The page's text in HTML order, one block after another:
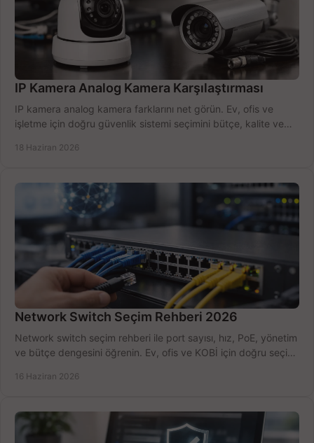
IP Kamera Analog Kamera Karşılaştırması
IP kamera analog kamera farklarını net görün. Ev, ofis ve
işletme için doğru güvenlik sistemi seçimini bütçe, kalite ve
18 Haziran 2026
Network Switch Seçim Rehberi 2026
Network switch seçim rehberi ile port sayısı, hız, PoE, yönetim
ve bütçe dengesini öğrenin. Ev, ofis ve KOBİ için doğru seçimi
16 Haziran 2026